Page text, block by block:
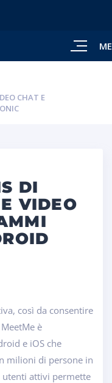
CHAT E
DI
VIDEO
così da consentire
è
e iOS che
milioni di persone in
utenti attivi permette